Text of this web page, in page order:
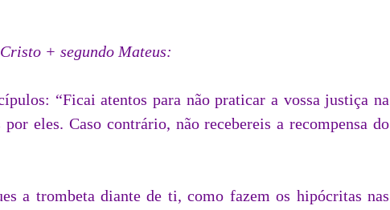
+ segundo Mateus:
“Ficai atentos para não praticar a vossa justiça na
eles. Caso contrário, não recebereis a recompensa do
a trombeta diante de ti, como fazem os hipócritas nas